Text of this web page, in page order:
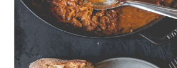
Geschmorte Hähnchenschenkel auf
Kartoffeln